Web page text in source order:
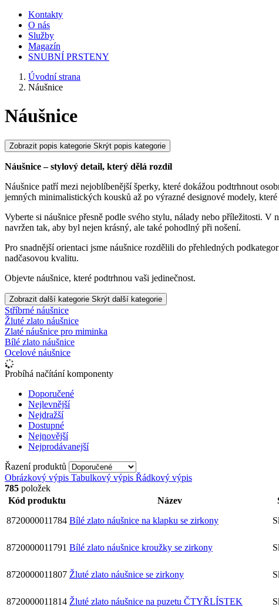
Kontakty
O nás
Služby
Magazín
SNUBNÍ PRSTENY
Úvodní strana
Náušnice
Náušnice
Zobrazit popis kategorie Skrýt popis kategorie
Náušnice – stylový detail, který dělá rozdíl
Náušnice patří mezi nejoblíbenější šperky, které dokážou podtrhnout
jemných minimalistických kousků až po výrazné designové modely,
Vyberte si náušnice přesně podle svého stylu, nálady nebo příležitosti.
navržen tak, aby byl nejen krásný, ale také pohodlný při nošení.
Pro snadnější orientaci jsme náušnice rozdělili do přehledných
nadčasovou kvalitu.
Objevte náušnice, které podtrhnou vaši jedinečnost.
Zobrazit další kategorie Skrýt další kategorie
Stříbrné náušnice
Žluté zlato náušnice
Zlaté náušnice pro miminka
Bílé zlato náušnice
Ocelové náušnice
Probíhá načítání komponenty
Doporučené
Nejlevnější
Nejdražší
Dostupné
Nejnovější
Nejprodávanejší
Řazení produktů
Obrázkový výpis Tabulkový výpis Řádkový výpis
785 položek
Kód produktu
Název
8720000011784 Bílé zlato náušnice na klapku se zirkony
8720000011791 Bílé zlato náušnice kroužky se zirkony
8720000011807 Žluté zlato náušnice se zirkony
8720000011814 Žluté zlato náušnice na puzetu ČTYŘLÍSTEK